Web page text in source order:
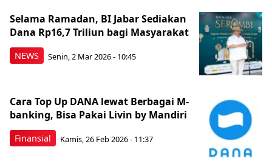
NEWS
Selama Ramadan, BI Jabar Sediakan
Dana Rp16,7 Triliun bagi Masyarakat
Senin, 2 Mar 2026 - 10:45
Finansial
Cara Top Up DANA lewat Berbagai M-
banking, Bisa Pakai Livin by Mandiri
Kamis, 26 Feb 2026 - 11:37